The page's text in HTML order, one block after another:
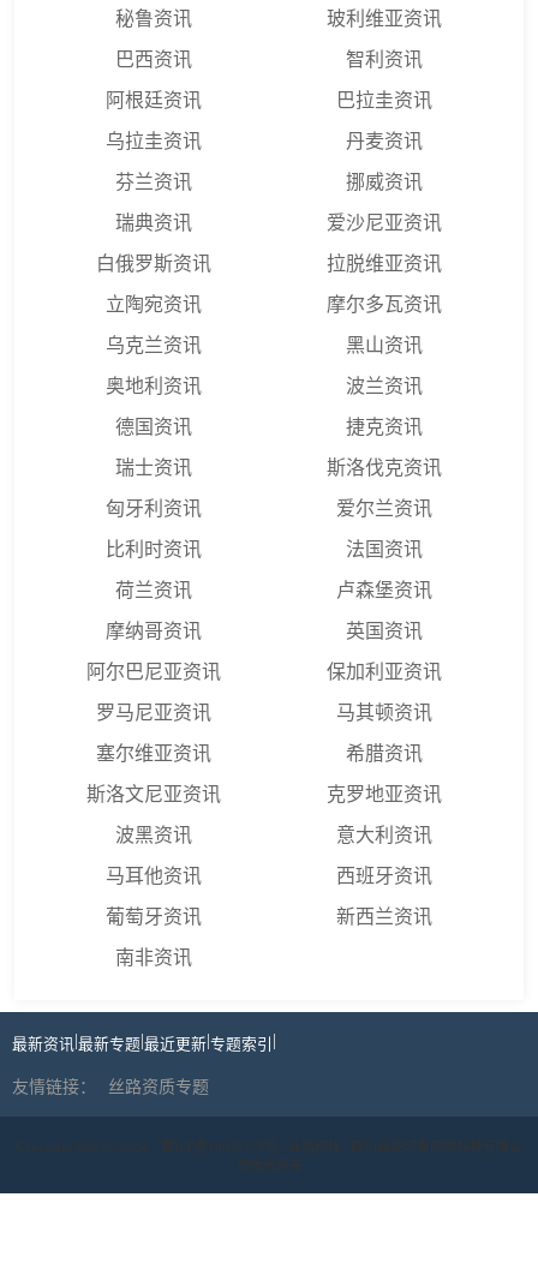
秘鲁资讯
玻利维亚资讯
巴西资讯
智利资讯
阿根廷资讯
巴拉圭资讯
乌拉圭资讯
丹麦资讯
芬兰资讯
挪威资讯
瑞典资讯
爱沙尼亚资讯
白俄罗斯资讯
拉脱维亚资讯
立陶宛资讯
摩尔多瓦资讯
乌克兰资讯
黑山资讯
奥地利资讯
波兰资讯
德国资讯
捷克资讯
瑞士资讯
斯洛伐克资讯
匈牙利资讯
爱尔兰资讯
比利时资讯
法国资讯
荷兰资讯
卢森堡资讯
摩纳哥资讯
英国资讯
阿尔巴尼亚资讯
保加利亚资讯
罗马尼亚资讯
马其顿资讯
塞尔维亚资讯
希腊资讯
斯洛文尼亚资讯
克罗地亚资讯
波黑资讯
意大利资讯
马耳他资讯
西班牙资讯
葡萄牙资讯
新西兰资讯
南非资讯
最新资讯 最新专题 最近更新 专题索引
友情链接： 丝路资质专题